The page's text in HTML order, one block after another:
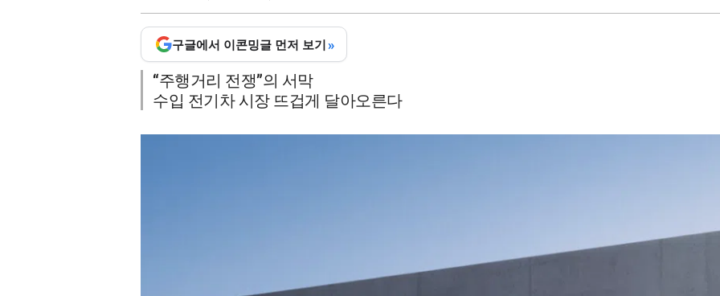
구글에서 이콘밍글 먼저 보기»
“주행거리 전쟁”의 서막
수입 전기차 시장 뜨겁게 달아오른다